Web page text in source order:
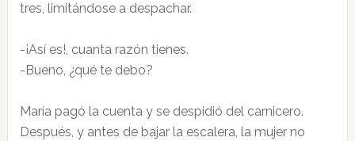
tres, limitándose a despachar.
-¡Así es!, cuanta razón tienes.
-Bueno, ¿qué te debo?
María pagó la cuenta y se despidió del carnicero.
Después, y antes de bajar la escalera, la mujer no